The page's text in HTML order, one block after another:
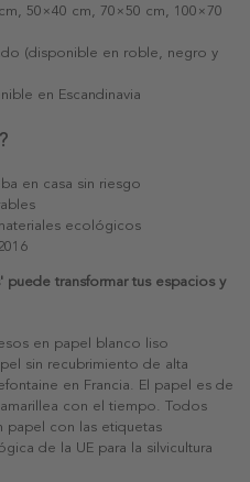
50×40 cm, 70×50 cm, 100×70
(disponible en roble, negro y
en Escandinavia
en casa sin riesgo
ecológicos
transformar tus espacios y
en papel blanco liso
sin recubrimiento de alta
en Francia. El papel es de
con el tiempo. Todos
papel con las etiquetas
de la UE para la silvicultura